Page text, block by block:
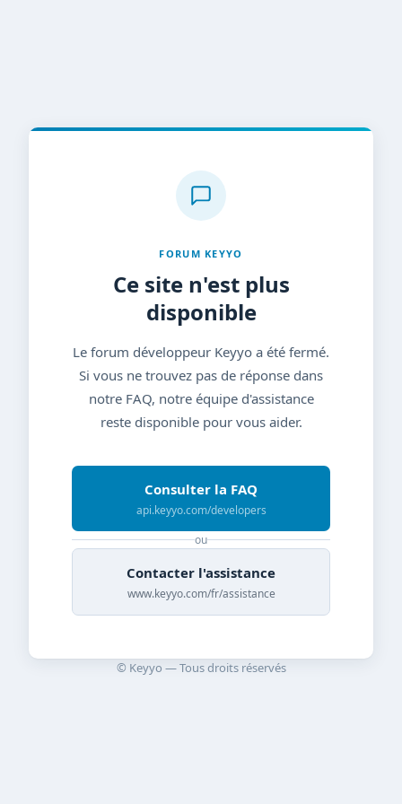
FORUM KEYYO
Ce site n'est plus
disponible
Le forum développeur Keyyo a été fermé.
Si vous ne trouvez pas de réponse dans
notre FAQ, notre équipe d'assistance
reste disponible pour vous aider.
Consulter la FAQ
api.keyyo.com/developers
ou
Contacter l'assistance
www.keyyo.com/fr/assistance
© Keyyo — Tous droits réservés